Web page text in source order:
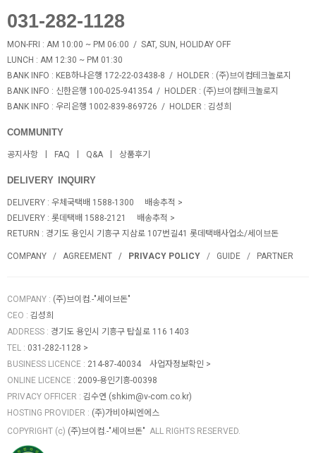
031-282-1128
MON-FRI : AM 10:00 ~ PM 06:00 / SAT, SUN, HOLIDAY OFF
LUNCH : AM 12:30 ~ PM 01:30
BANK INFO : KEB하나은행 172-22-03438-8 / HOLDER : (주)브이컴테크놀로지
BANK INFO : 신한은행 100-025-941354 / HOLDER : (주)브이컴테크놀로지
BANK INFO : 우리은행 1002-839-869726 / HOLDER : 김성희
COMMUNITY
공지사항 FAQ Q&A 상품후기
DELIVERY INQUIRY
DELIVERY : 우체국택배 1588-1300
배송추적
DELIVERY : 롯데택배 1588-2121
배송추적
RETURN : 경기도 용인시 기흥구 지삼로 107번길41 롯데택배사업소/세이브돈
COMPANY AGREEMENT PRIVACY POLICY GUIDE PARTNER
COMPANY : (주)브이컴.-"세이브돈"
CEO : 김성희
ADDRESS : 경기도 용인시 기흥구 탑실로 116 1403
TEL : 031-282-1128
BUSINESS LICENCE : 214-87-40034
사업자정보확인
ONLINE LICENCE : 2009-용인기흥-00398
PRIVACY OFFICER : 김수연 (shkim@v-com.co.kr)
HOSTING PROVIDER : (주)가비아씨엔에스
COPYRIGHT (c) (주)브이컴.-"세이브돈" ALL RIGHTS RESERVED.